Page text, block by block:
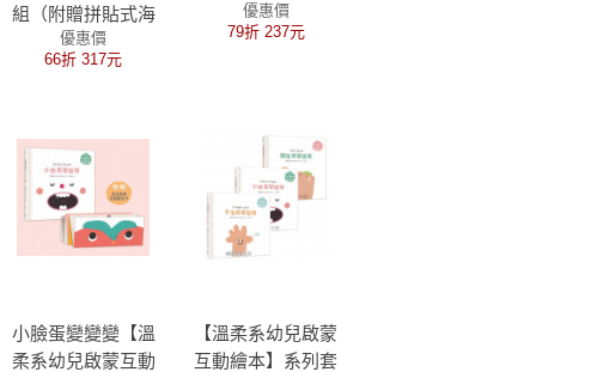
組（附贈拼貼式海
報組）
優惠價
66折 317元
優惠價
79折 237元
小臉蛋變變變【溫
柔系幼兒啟蒙互動
【溫柔系幼兒啟蒙
互動繪本】系列套